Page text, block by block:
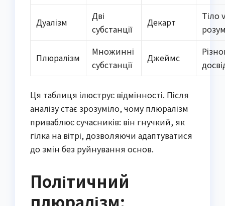
Дуалізм
Дві
субстанції
Декарт
Тіло
Плюралізм
Множинні
субстанції
Джеймс
Ця таблиця ілюструє відмінності. Після
аналізу стає зрозуміло, чому плюралізм
приваблює сучасників: він гнучкий, як
гілка на вітрі, дозволяючи адаптуватися
до змін без руйнування основ.
Політичний
плюралізм: